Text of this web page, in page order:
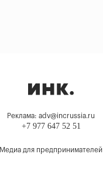
Реклама: adv@incrussia.ru
+7 977 647 52 51
Медиа для предпринимателей